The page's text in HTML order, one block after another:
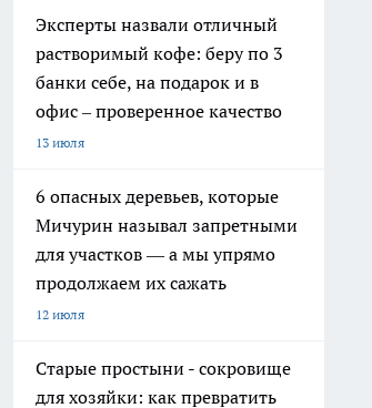
Эксперты назвали отличный
растворимый кофе: беру по 3
банки себе, на подарок и в
офис – проверенное качество
13 июля
6 опасных деревьев, которые
Мичурин называл запретными
для участков — а мы упрямо
продолжаем их сажать
12 июля
Старые простыни - сокровище
для хозяйки: как превратить